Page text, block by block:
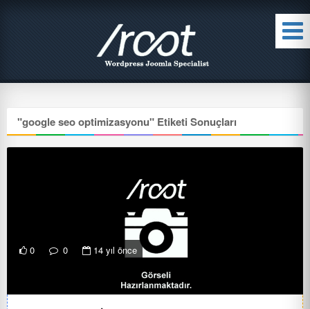
"google seo optimizasyonu" Etiketi Sonuçları
0 0 14 yıl önce